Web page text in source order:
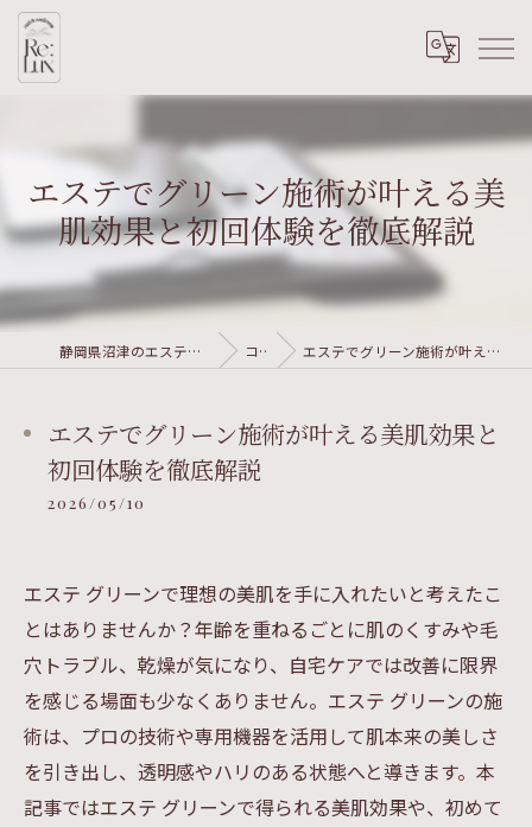
エステでグリーン施術が叶える美
肌効果と初回体験を徹底解説
静岡県沼津のエステならRe:Lux nail&wellness コラム エステでグリーン施術が叶える美肌効果と初回体験を徹底解説
エステでグリーン施術が叶える美肌効果と
初回体験を徹底解説
2026/05/10
エステ グリーンで理想の美肌を手に入れたいと考えたこ
とはありませんか？年齢を重ねるごとに肌のくすみや毛
穴トラブル、乾燥が気になり、自宅ケアでは改善に限界
を感じる場面も少なくありません。エステ グリーンの施
術は、プロの技術や専用機器を活用して肌本来の美しさ
を引き出し、透明感やハリのある状態へと導きます。本
記事ではエステ グリーンで得られる美肌効果や、初めて